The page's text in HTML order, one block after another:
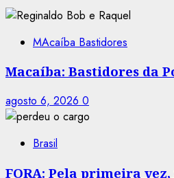
MAcaíba Bastidores
Macaíba: Bastidores da
agosto 6, 2026 0
Brasil
FORA: Pela primeira